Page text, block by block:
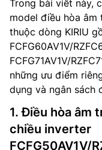
Trong bài viết này,
model điều hòa âm
thuộc dòng KIRIU
FCFG60AV1V/
FCFG71AV1V/
những ưu điểm
dụng và ngân sách
1. Điều hòa âm
chiều inverter
FCFG50AV1V/